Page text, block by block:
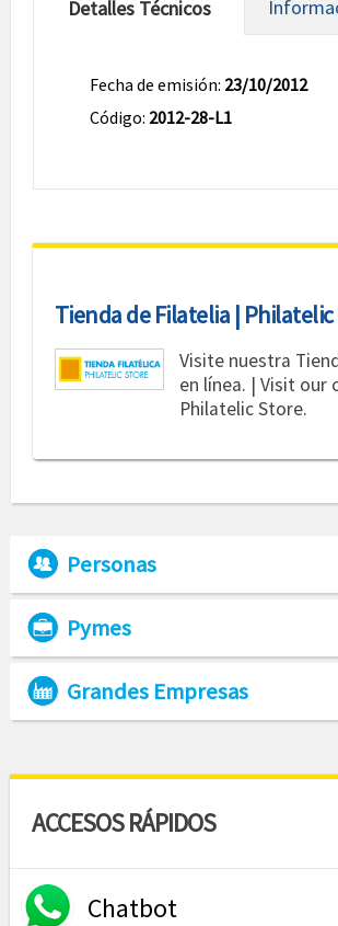
Detalles Técnicos
Fecha de emisión: 23/10/2012
Código: 2012-28-L1
Tienda de Filatelia |
Visite nuestra
en línea. | Visit our
Philatelic Store.
Personas
Pymes
Grandes Empresas
ACCESOS RÁPIDOS
Chatbot